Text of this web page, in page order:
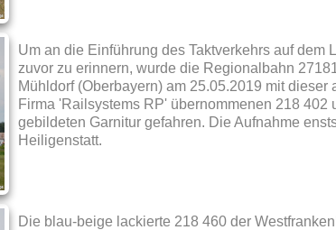
Um an die Einführung des Taktverkehrs auf dem
zuvor zu erinnern, wurde die Regionalbahn
Mühldorf (Oberbayern) am 25.05.2019 mit dieser
Firma 'Railsystems RP' übernommenen 218 402
gebildeten Garnitur gefahren. Die Aufnahme
Heiligenstatt.
Die blau-beige lackierte 218 460 der